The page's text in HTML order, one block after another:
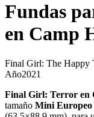
Fundas
en Camp
Final Girl: The Happy
Año2021
Final Girl: Terror en
tamaño Mini Europeo